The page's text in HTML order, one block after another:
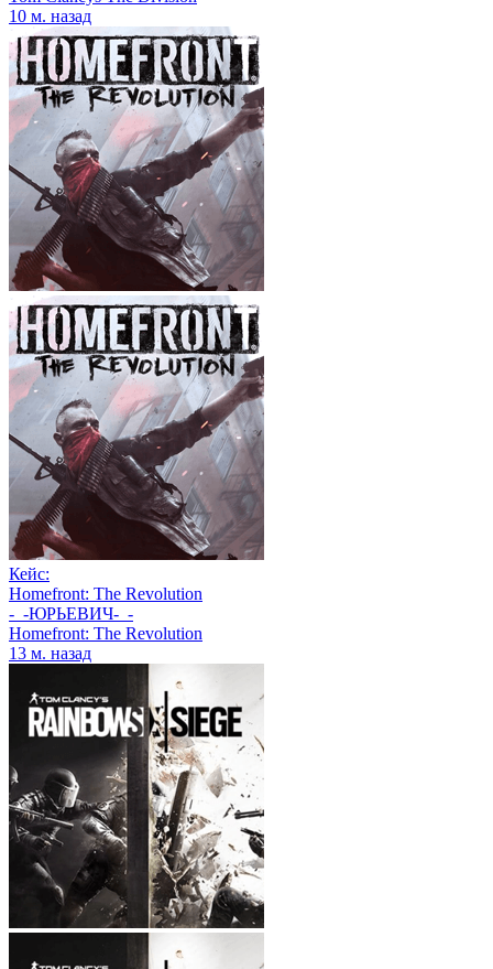
10 м. назад
Кейс:
Homefront: The Revolution
-_-ЮРЬЕВИЧ-_-
Homefront: The Revolution
13 м. назад